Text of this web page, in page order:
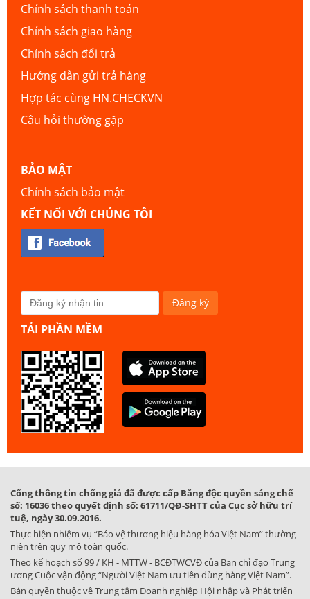
Chính sách thanh toán
Chính sách giao hàng
Chính sách đổi trả
Hướng dẫn gửi trả hàng
Hợp tác cùng HN.CHECKVN
Câu hỏi thường gặp
BẢO MẬT
Chính sách bảo mật
KẾT NỐI VỚI CHÚNG TÔI
TẢI PHẦN MỀM
Cổng thông tin chống giả đã được cấp Bằng độc quyền sáng chế
số: 16036 theo quyết định số: 61711/QĐ-SHTT của Cục sở hữu trí
tuệ, ngày 30.09.2016.
Thực hiện nhiệm vụ “Bảo vệ thương hiệu hàng hóa Việt Nam” thường
niên trên quy mô toàn quốc.
Theo kế hoạch số 99 / KH - MTTW - BCĐTWCVĐ của Ban chỉ đạo Trung
ương Cuộc vận động “Người Việt Nam ưu tiên dùng hàng Việt Nam”.
Bản quyền thuộc về Trung tâm Doanh nghiệp Hội nhập và Phát triển